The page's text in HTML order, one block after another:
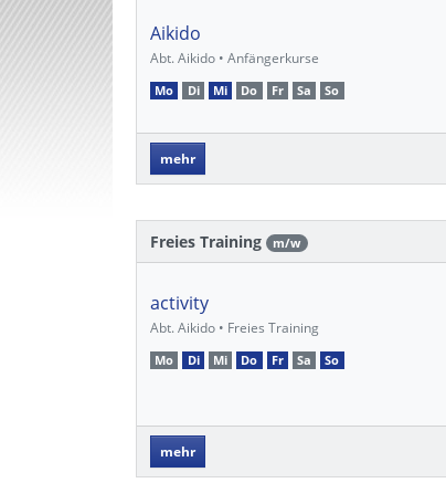
Aikido
Abt. Aikido • Anfängerkurse
Mo Di Mi Do Fr Sa So
mehr
Freies Training m/w
activity
Abt. Aikido • Freies Training
Mo Di Mi Do Fr Sa So
mehr